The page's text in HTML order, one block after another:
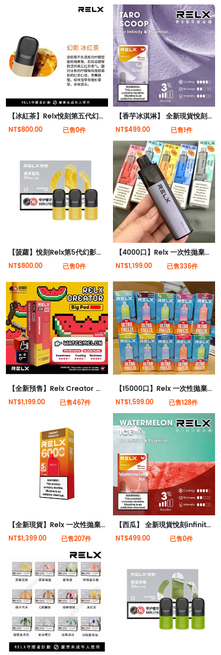
【冰紅茶】Relx悅刻第五代幻影霧化煙彈 濃郁茶香味
NT$800.00 已售0件
【香芋冰淇淋】 全新現貨悅刻infinity 2六代煙彈(煙彈x1)(通用Relx 4, 5代主機)
NT$499.00 已售1件
【菠蘿】悅刻Relx第5代幻影霧化煙彈
NT$800.00 已售0件
【4000口】Relx 一次性拋棄式電子菸 全新現貨
NT$1,199.00 已售336件
【全新預售】Relx Creator 積木系列 18000puffs 煙彈
NT$1,199.00 已售467件
【15000口】Relx 一次性拋棄式電子菸全新現貨
NT$1,599.00 已售128件
【全新現貨】Relx 一次性拋棄式電子菸6000口
NT$1,399.00 已售207件
【西瓜】 全新現貨悅刻infinity 2六代煙彈(煙彈x1)(通用Relx 4, 5代主機)
NT$499.00 已售0件